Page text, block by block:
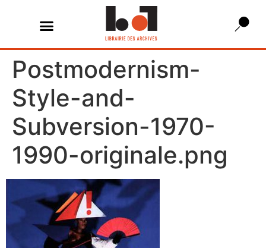
Postmodernism-
Style-and-
Subversion-1970-
1990-originale.png